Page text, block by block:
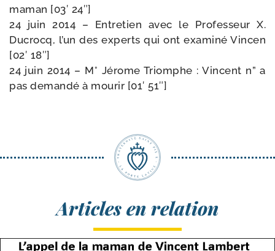
maman [03′ 24″]
24 juin 2014 – Entretien avec le Professeur X.
Ducrocq, l’un des experts qui ont exa­mi­né Vincen
[02′ 18″]
24 juin 2014 – M° Jérome Triomphe : Vincent n” a
pas deman­dé à mou­rir [01′ 51″]
Articles en relation